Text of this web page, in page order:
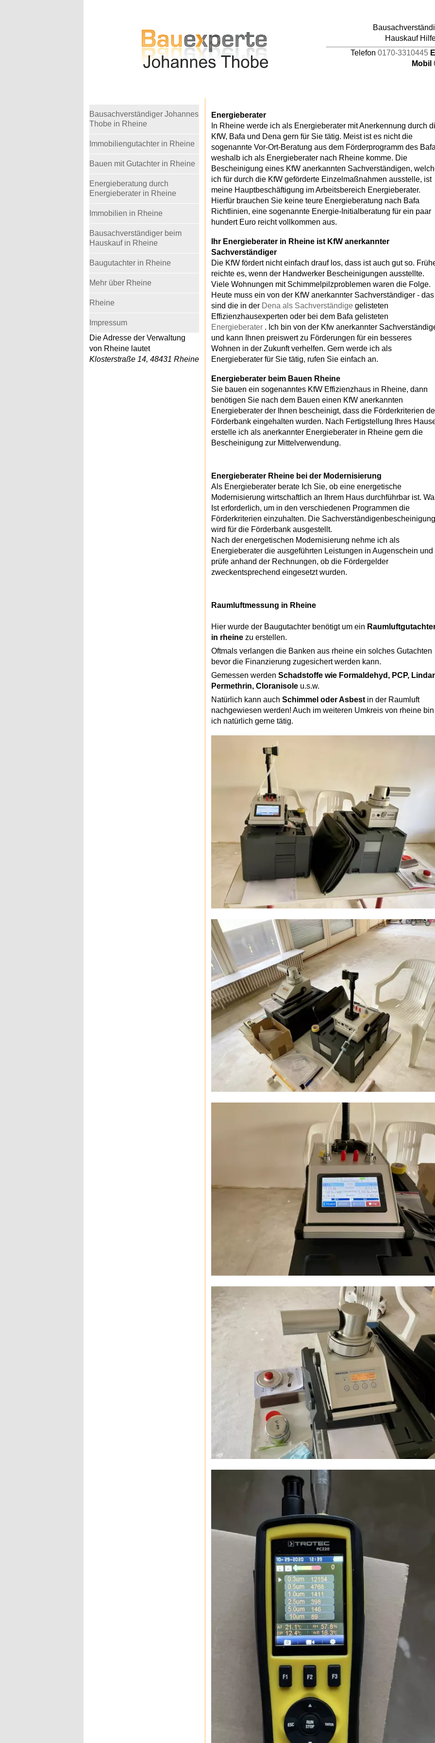
Hauskauf
Telefon 0170-3310445
Mobil
Energieberater
In Rheine werde ich als Energieberater mit Anerkennung durch
KfW, Bafa und Dena gern für Sie tätig. Meist ist es nicht die
sogenannte Vor-Ort-Beratung aus dem Förderprogramm des
weshalb ich als Energieberater nach Rheine komme. Die
Bescheinigung eines KfW anerkannten Sachverständigen,
ich für durch die KfW geförderte Einzelmaßnahmen ausstelle, ist
meine Hauptbeschäftigung im Arbeitsbereich Energieberater.
Hierfür brauchen Sie keine teure Energieberatung nach Bafa
Richtlinien, eine sogenannte Energie-Initialberatung für ein paar
hundert Euro reicht vollkommen aus.
Ihr Energieberater in Rheine ist KfW anerkannter
Sachverständiger
Die KfW fördert nicht einfach drauf los, dass ist auch gut so.
reichte es, wenn der Handwerker Bescheinigungen ausstellte.
Viele Wohnungen mit Schimmelpilzproblemen waren die Folge.
Heute muss ein von der KfW anerkannter Sachverständiger - das
sind die in der Dena als Sachverständige gelisteten
Effizienzhausexperten oder bei dem Bafa gelisteten
Energieberater . Ich bin von der Kfw anerkannter
und kann Ihnen preiswert zu Förderungen für ein besseres
Wohnen in der Zukunft verhelfen. Gern werde ich als
Energieberater für Sie tätig, rufen Sie einfach an.
Energieberater beim Bauen Rheine
Sie bauen ein sogenanntes KfW Effizienzhaus in Rheine, dann
benötigen Sie nach dem Bauen einen KfW anerkannten
Energieberater der Ihnen bescheinigt, dass die Förderkriterien
Förderbank eingehalten wurden. Nach Fertigstellung Ihres
erstelle ich als anerkannter Energieberater in Rheine gern die
Bescheinigung zur Mittelverwendung.
Energieberater Rheine bei der Modernisierung
Als Energieberater berate Ich Sie, ob eine energetische
Modernisierung wirtschaftlich an Ihrem Haus durchführbar ist.
Ist erforderlich, um in den verschiedenen Programmen die
Förderkriterien einzuhalten. Die Sachverständigenbescheinigung
wird für die Förderbank ausgestellt.
Nach der energetischen Modernisierung nehme ich als
Energieberater die ausgeführten Leistungen in Augenschein und
prüfe anhand der Rechnungen, ob die Fördergelder
zweckentsprechend eingesetzt wurden.
Raumluftmessung in Rheine
Hier wurde der Baugutachter benötigt um ein
in rheine zu erstellen.
Oftmals verlangen die Banken aus rheine ein solches Gutachten
bevor die Finanzierung zugesichert werden kann.
Gemessen werden Schadstoffe wie Formaldehyd, PCP,
Permethrin, Cloranisole u.s.w.
Natürlich kann auch Schimmel oder Asbest in der Raumluft
nachgewiesen werden! Auch im weiteren Umkreis von rheine bin
ich natürlich gerne tätig.
Bausachverständiger Johannes
Thobe in Rheine
Immobiliengutachter in Rheine
Bauen mit Gutachter in Rheine
Energieberatung durch
Energieberater in Rheine
Immobilien in Rheine
Bausachverständiger beim
Hauskauf in Rheine
Baugutachter in Rheine
Mehr über Rheine
Rheine
Impressum
Die Adresse der Verwaltung
von Rheine lautet
Klosterstraße 14, 48431 Rheine